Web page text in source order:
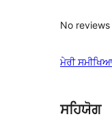
No
ਮੇਰੀ
ਸਹਿਯੋਗ